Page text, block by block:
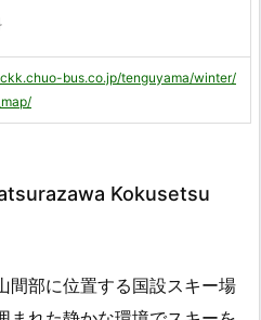
bus.co.jp/tenguyama/winter/
Kokusetsu
間部に位置する国設スキー場